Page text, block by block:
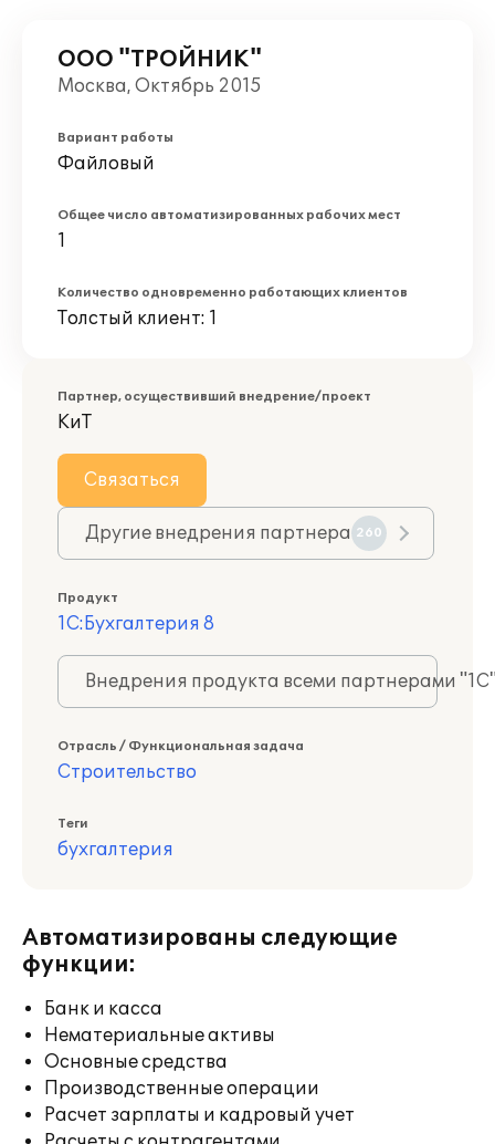
ООО "ТРОЙНИК"
Москва, Октябрь 2015
Вариант работы
Файловый
Общее число автоматизированных рабочих мест
1
Количество одновременно работающих клиентов
Толстый клиент: 1
Партнер, осуществивший внедрение/проект
КиТ
Связаться
Другие внедрения партнера 260
Продукт
1С:Бухгалтерия 8
Внедрения продукта всеми партнерами
Отрасль / Функциональная задача
Строительство
Теги
бухгалтерия
Автоматизированы следующие
функции:
Банк и касса
Нематериальные активы
Основные средства
Производственные операции
Расчет зарплаты и кадровый учет